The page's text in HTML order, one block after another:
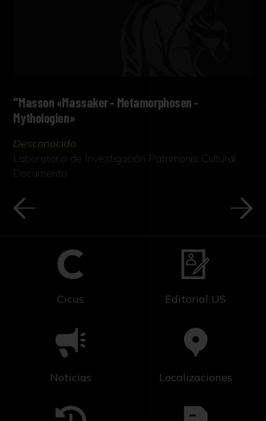
"Masson «Massaker - Metamorphosen -
Mythologien»
Desconocido
Laboratorio de Investigación Patrimonio Cultural
Documento
Cicus Editorial US
Noticias Localizaciones